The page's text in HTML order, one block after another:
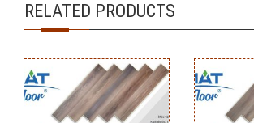
RELATED PRODUCTS